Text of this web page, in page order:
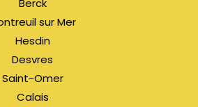
Berck
sur Mer
Hesdin
Desvres
Saint-Omer
Calais